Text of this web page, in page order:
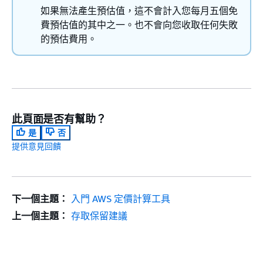
如果無法產生預估值，這不會計入您每月五個免
費預估值的其中之一。也不會向您收取任何失敗
的預估費用。
此頁面是否有幫助？
是
否
提供意見回饋
下一個主題：
入門 AWS 定價計算工具
上一個主題： 存取保留建議